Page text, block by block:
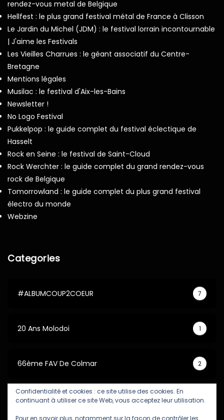
rendez-vous metal de Belgique
Hellfest : le plus grand festival métal de France à Clisson
Le Jardin du Michel (JDM) : le festival lorrain incontournable
| J'aime les Festivals
Les Vieilles Charrues : le géant associatif du Centre-
Bretagne
Mentions légales
Musilac : le festival d'Aix-les-Bains
Newsletter !
No Logo Festival
Pukkelpop : le guide complet du festival éclectique de
Hasselt
Rock en Seine : le festival de Saint-Cloud
Rock Werchter : le guide complet du grand rendez-vous
rock de Belgique
Tomorrowland : le guide complet du plus grand festival
électro du monde
Webzine
Categories
#ALBUMCOUP2COEUR 7
20 Ans Molodoi 1
66ème FAV De Colmar 2
67ème FAV De Colmar 5
Confidentialité et cookies : ce site utilise des cookies. En
continuant à utiliser ce site Web, vous acceptez leur utilisation.
Pour en savoir plus, notamment sur la façon de contrôler les